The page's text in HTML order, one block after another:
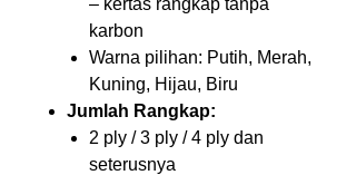
karbon
Warna pilihan: Putih, Merah,
Kuning, Hijau, Biru
Jumlah Rangkap:
2 ply / 3 ply / 4 ply dan
seterusnya